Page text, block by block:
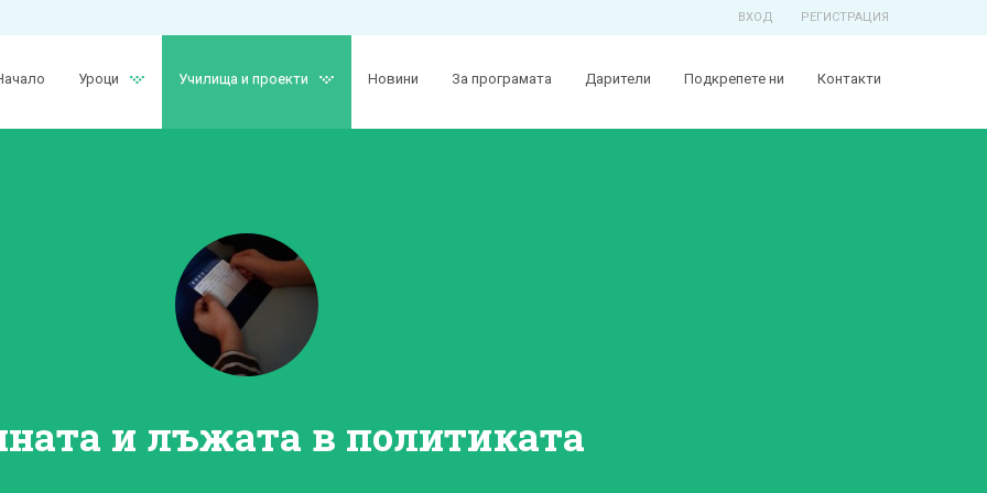
ВХОД РЕГИСТРАЦИЯ
Уроци Училища и проекти Новини За програмата Дарители Подкрепете ни Контакти
и лъжата в политиката